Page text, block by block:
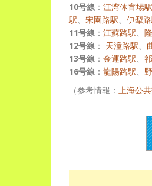
10号線 ： 江湾体育場駅
駅
宋園路駅 伊犁
11号線 ： 江蘇路駅
12号線 ： 天潼路駅
13号線 ： 金運路駅
16号線 ： 龍陽路駅
（参考情報：
上海公